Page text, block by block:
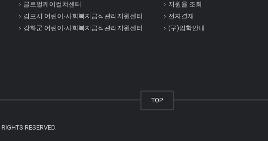
글로벌케이컬쳐센터
김포시 어린이∙사회복지급식관리지원센터
강화군 어린이∙사회복지급식관리지원센터
지원율 조회
전자결재
(구)입학안내
TOP
RESERVED.